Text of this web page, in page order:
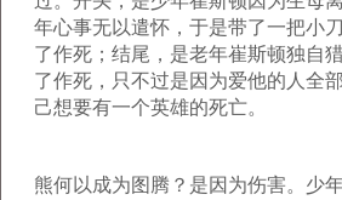
年心事无以遣怀，于是带了一把小
了作死；结尾，是老年崔斯顿独自
了作死，只不过是因为爱他的人全
己想要有一个英雄的死亡。
熊何以成为图腾？是因为伤害。少